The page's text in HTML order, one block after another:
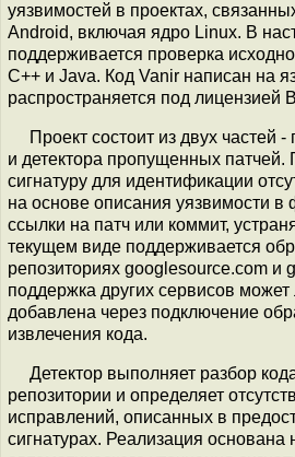
уязвимостей в проектах,
Android, включая ядро Linux. В
поддерживается проверка
C++ и Java. Код Vanir написан на
распространяется под лицензией
Проект состоит из двух частей -
и детектора пропущенных патчей.
сигнатуру для идентификации
на основе описания уязвимости в
ссылки на патч или коммит,
текущем виде поддерживается
репозиториях googlesource.com и
поддержка других сервисов может
добавлена через подключение
извлечения кода.
Детектор выполняет разбор
репозитории и определяет
исправлений, описанных в
сигнатурах. Реализация основана